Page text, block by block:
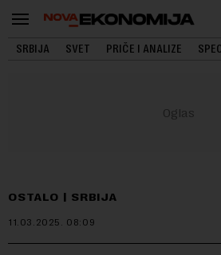
SRBIJA SVET PRIČE I ANALIZE
OSTALO SRBIJA
11.03.2025. 08:09